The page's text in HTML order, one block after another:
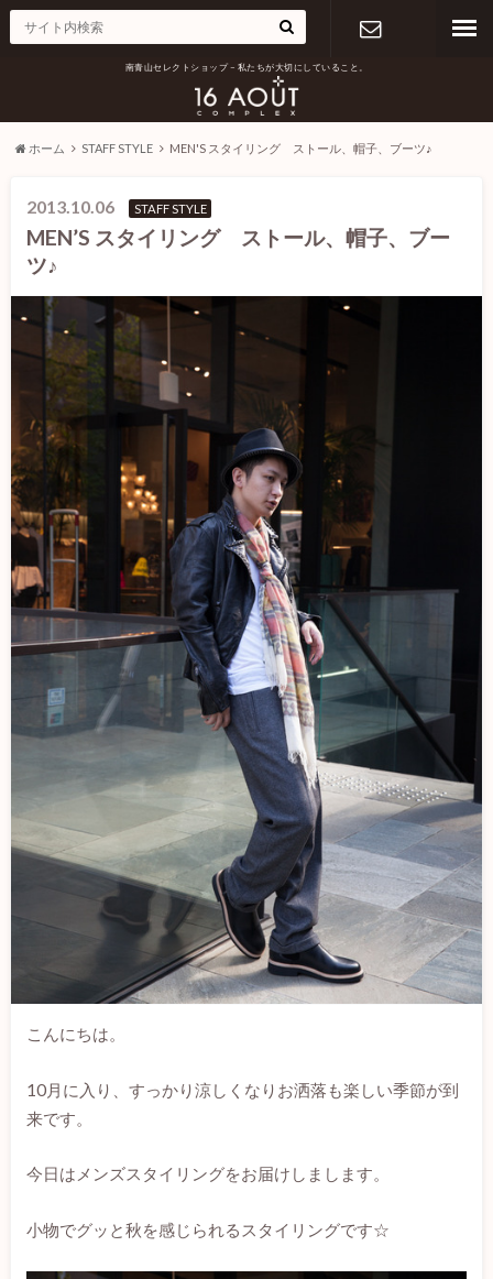
南青山セレクトショップ – 私たちが大切にしていること。
ホーム STAFF STYLE MEN'S スタイリング ストール、帽子、ブーツ♪
2013.10.06 STAFF STYLE
MEN’S スタイリング ストール、帽子、ブー
ツ♪
こんにちは。
10月に入り、すっかり涼しくなりお洒落も楽しい季節が到
来です。
今日はメンズスタイリングをお届けしまします。
小物でグッと秋を感じられるスタイリングです☆